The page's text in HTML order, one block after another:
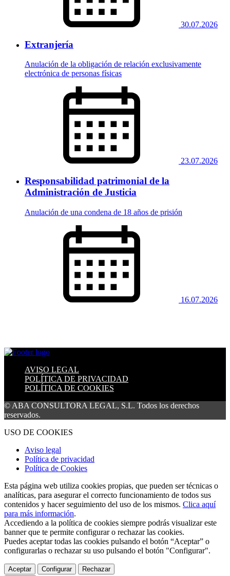
30.07.2026
Extranjería
Anulación de la obligación de relación exclusivamente
electrónica de personas físicas
23.07.2026
Responsabilidad patrimonial de la
Administración de Justicia
Anulación de una condena de 18 años de prisión
16.07.2026
AVISO LEGAL
POLÍTICA DE PRIVACIDAD
POLÍTICA DE COOKIES
© ABA CONSULTORA LEGAL, S.L. Todos los derechos
reservados.
USO DE COOKIES
Aviso legal
Política de privacidad
Política de Cookies
Esta página web utiliza cookies propias, que pueden ser técnicas o
analíticas, para asegurar el correcto funcionamiento de todos sus
contenidos y hacer seguimiento del uso de los mismos. Clica aquí
para más información.
Accediendo a la política de cookies siempre podrás visualizar este
banner que te permite configurar o rechazar las cookies.
Puedes aceptar todas las cookies pulsando el botón “Aceptar” o
configurarlas o rechazar su uso pulsando el botón "Configurar".
Aceptar Configurar Rechazar